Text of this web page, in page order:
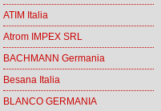
ATIM Italia
Atrom IMPEX SRL
BACHMANN Germania
Besana Italia
BLANCO GERMANIA